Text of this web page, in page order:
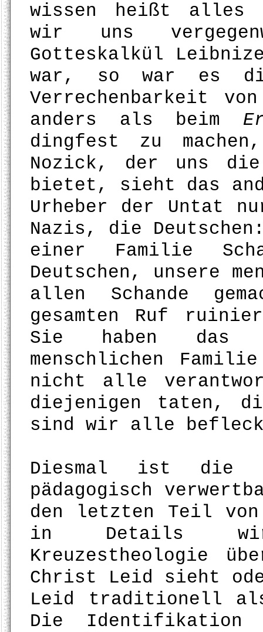
wissen heißt alles
wir uns
Gotteskalkül
war, so war es die
Verrechenbarkeit
anders als beim
dingfest zu
Nozick, der uns
bietet, sieht das
Urheber der Untat
Nazis, die
einer Familie
Deutschen, unsere
allen Schande
gesamten Ruf
Sie haben das
menschlichen
nicht alle
diejenigen taten,
sind wir alle
Diesmal ist die
pädagogisch
den letzten Teil
in Details
Kreuzestheologie
Christ Leid sieht
Leid traditionell
Die Identifikation